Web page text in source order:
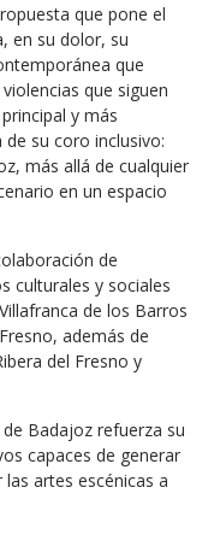
que pone el
en su dolor, su
que
que siguen
y más
su coro inclusivo:
más allá de cualquier
en un espacio
de
culturales y sociales
de los Barros
además de
del Fresno y
Badajoz refuerza su
capaces de generar
artes escénicas a